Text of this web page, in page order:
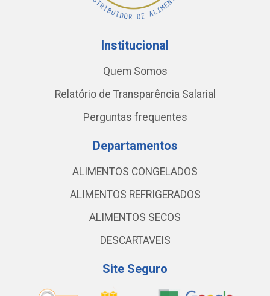
Institucional
Quem Somos
Relatório de Transparência Salarial
Perguntas frequentes
Departamentos
ALIMENTOS CONGELADOS
ALIMENTOS REFRIGERADOS
ALIMENTOS SECOS
DESCARTAVEIS
Site Seguro